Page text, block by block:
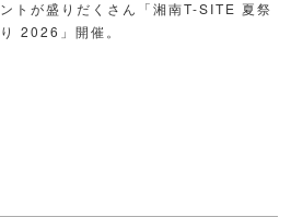
ントが盛りだくさん「湘南T-SITE 夏祭
り 2026」開催。